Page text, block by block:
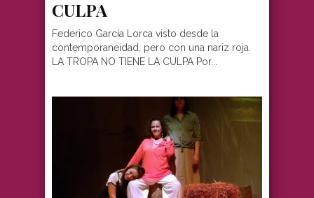
CULPA
Federico García Lorca visto desde la
contemporaneidad, pero con una nariz roja.
LA TROPA NO TIENE LA CULPA Por...